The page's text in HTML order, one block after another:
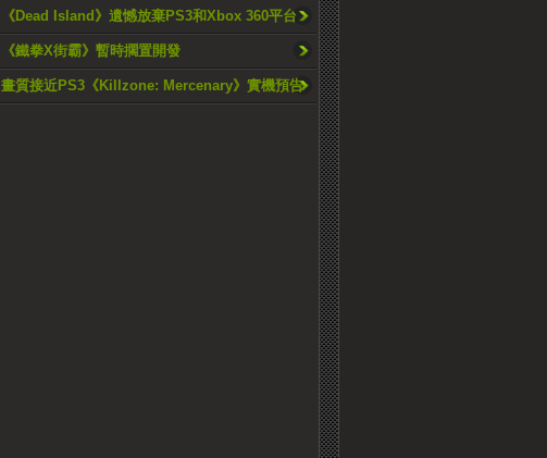
《Dead Island》遺憾放棄PS3和Xbox 360平台
《鐵拳X街霸》暫時擱置開發
畫質接近PS3《Killzone: Mercenary》實機預告